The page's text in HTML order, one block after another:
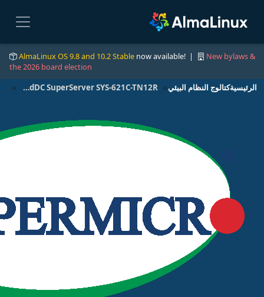
AlmaLinux OS 9.8 and 10.2 Stable now available! |
New bylaws &
the 2026 board election
الرئيسيةكتالوج النظام البيئي CloudDC SuperServer SYS-621C-TN12R